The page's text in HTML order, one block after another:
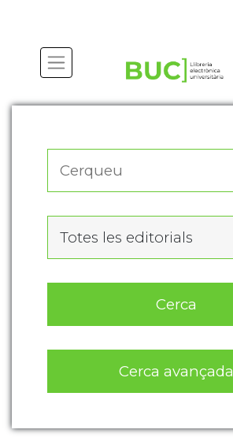
Totes les editorials
Cerca
Cerca avançada